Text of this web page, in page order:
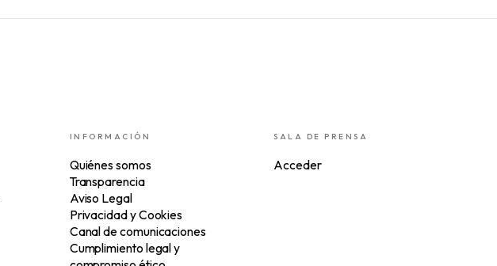
INFORMACIÓN
Quiénes somos
Transparencia
Aviso Legal
Privacidad y Cookies
Canal de comunicaciones
Cumplimiento legal y
SALA DE PRENSA
Acceder